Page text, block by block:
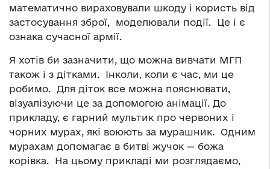
математично вираховували шкоду і користь від
застосування зброї, моделювали події. Це і є
ознака сучасної армії.
Я хотів би зазначити, що можна вивчати МГП
також і з дітками. Інколи, коли є час, ми це
робимо. Для діток все можна пояснювати,
візуалізуючи це за допомогою анімації. До
прикладу, є гарний мультик про червоних і
чорних мурах, які воюють за мурашник. Одним
мурахам допомагає в битві жучок — божа
корівка. На цьому прикладі ми розглядаємо,